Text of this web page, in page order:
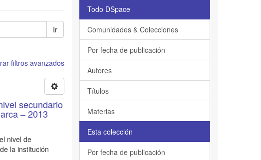
Ir
filtros avanzados
secundario
– 2013
nivel de
la institución
Todo DSpace
Comunidades & Colecciones
Por fecha de publicación
Autores
Títulos
Materias
Esta colección
Por fecha de publicación